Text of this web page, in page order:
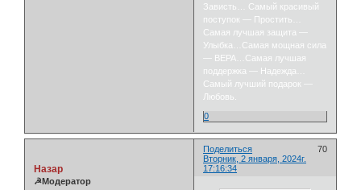
Зависть… Самый красивый
поступок — Простить…
Самая лучшая защита —
Улыбка…Самая мощная сила
— ВЕРА…Самая лучшая
поддержка — Надежда…
Самый лучший подарок —
Любовь.
0
Поделиться
70
Вторник, 2 января, 2024г.
17:16:34
Назар
☭Модератор